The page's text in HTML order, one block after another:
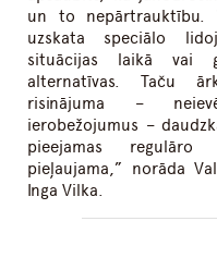
un to nepārtrauktību.
uzskata speciālo
situācijas laikā vai
alternatīvas. Taču
risinājuma –
ierobežojumus –
pieejamas
pieļaujama,” norāda
Inga Vilka.